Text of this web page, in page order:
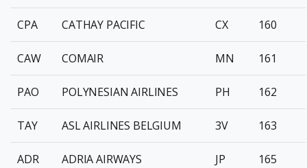
CPA CATHAY PACIFIC CX 160
CAW COMAIR MN 161
PAO POLYNESIAN AIRLINES PH 162
TAY ASL AIRLINES BELGIUM 3V 163
ADR ADRIA AIRWAYS JP 165